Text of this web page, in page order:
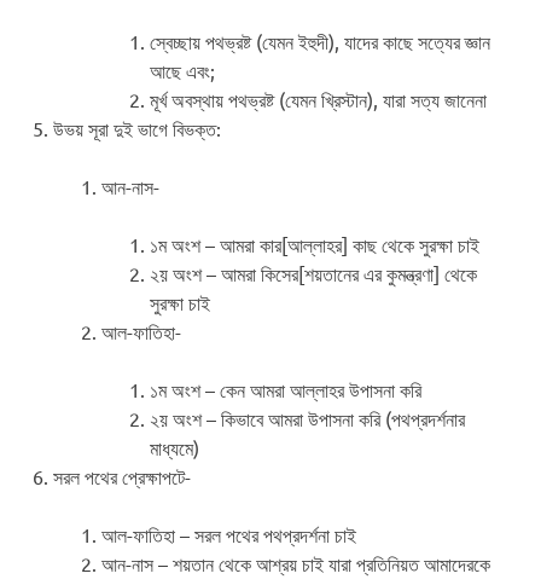
স্বেচ্ছায় পথভ্রষ্ট (যেমন ইহুদী), যাদের কাছে সত্যের জ্ঞান
আছে এবং;
মূর্খ অবস্থায় পথভ্রষ্ট (যেমন খ্রিস্টান), যারা সত্য জানেনা
উভয় সূরা দুই ভাগে বিভক্ত:
আন-নাস-
১ম অংশ – আমরা কার[আল্লাহর] কাছ থেকে সুরক্ষা চাই
২য় অংশ – আমরা কিসের[শয়তানের এর কুমন্ত্রণা] থেকে
সুরক্ষা চাই
আল-ফাতিহা-
১ম অংশ – কেন আমরা আল্লাহর উপাসনা করি
২য় অংশ – কিভাবে আমরা উপাসনা করি (পথপ্রদর্শনার
মাধ্যমে)
সরল পথের প্রেক্ষাপটে-
আল-ফাতিহা – সরল পথের পথপ্রদর্শনা চাই
আন-নাস – শয়তান থেকে আশ্রয় চাই যারা প্রতিনিয়ত আমাদেরকে